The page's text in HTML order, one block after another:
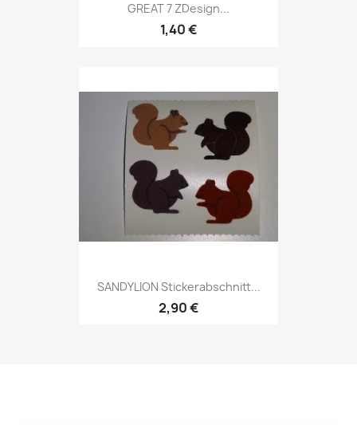
GREAT 7 ZDesign...
1,40 €
SANDYLION Stickerabschnitt...
2,90 €